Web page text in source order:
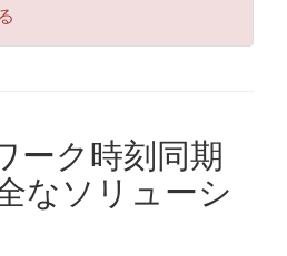
ーク時刻同期
なソリューシ